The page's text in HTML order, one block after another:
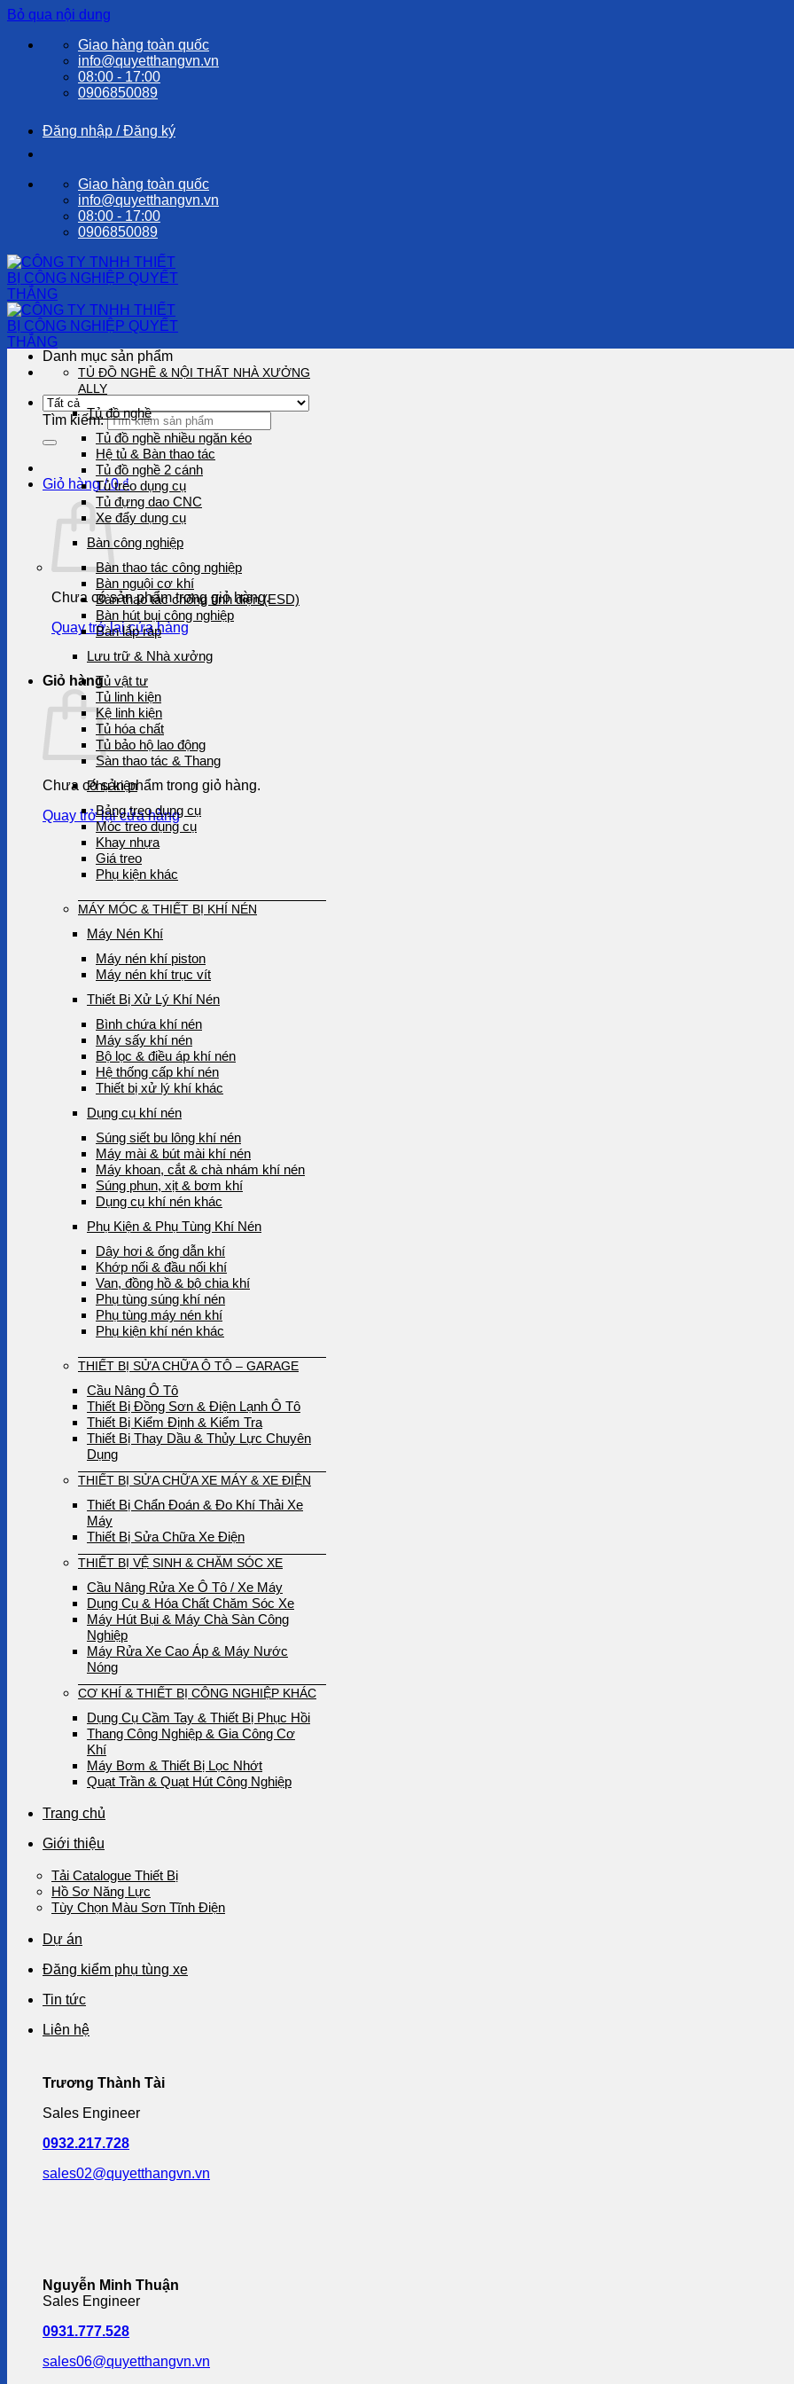
Bỏ qua nội dung
Giao hàng toàn quốc
info@quyetthangvn.vn
08:00 - 17:00
0906850089
Đăng nhập / Đăng ký
Giao hàng toàn quốc
info@quyetthangvn.vn
08:00 - 17:00
0906850089
Tìm kiếm:
Giỏ hàng /0₫
Chưa có sản phẩm trong giỏ hàng.
Quay trở lại cửa hàng
Giỏ hàng
Chưa có sản phẩm trong giỏ hàng.
Quay trở lại cửa hàng
Danh mục sản phẩm
TỦ ĐỒ NGHỀ & NỘI THẤT NHÀ XƯỞNG
ALLY
Tủ đồ nghề
Tủ đồ nghề nhiều ngăn kéo
Hệ tủ & Bàn thao tác
Tủ đồ nghề 2 cánh
Tủ treo dụng cụ
Tủ đựng dao CNC
Xe đẩy dụng cụ
Bàn công nghiệp
Bàn thao tác công nghiệp
Bàn nguội cơ khí
Bàn thao tác chống tĩnh điện (ESD)
Bàn hút bụi công nghiệp
Bàn lắp ráp
Lưu trữ & Nhà xưởng
Tủ vật tư
Tủ linh kiện
Kệ linh kiện
Tủ hóa chất
Tủ bảo hộ lao động
Sàn thao tác & Thang
Phụ kiện
Bảng treo dụng cụ
Móc treo dụng cụ
Khay nhựa
Giá treo
Phụ kiện khác
MÁY MÓC & THIẾT BỊ KHÍ NÉN
Máy Nén Khí
Máy nén khí piston
Máy nén khí trục vít
Thiết Bị Xử Lý Khí Nén
Bình chứa khí nén
Máy sấy khí nén
Bộ lọc & điều áp khí nén
Hệ thống cấp khí nén
Thiết bị xử lý khí khác
Dụng cụ khí nén
Súng siết bu lông khí nén
Máy mài & bút mài khí nén
Máy khoan, cắt & chà nhám khí nén
Súng phun, xịt & bơm khí
Dụng cụ khí nén khác
Phụ Kiện & Phụ Tùng Khí Nén
Dây hơi & ống dẫn khí
Khớp nối & đầu nối khí
Van, đồng hồ & bộ chia khí
Phụ tùng súng khí nén
Phụ tùng máy nén khí
Phụ kiện khí nén khác
THIẾT BỊ SỬA CHỮA Ô TÔ – GARAGE
Cầu Nâng Ô Tô
Thiết Bị Đồng Sơn & Điện Lạnh Ô Tô
Thiết Bị Kiểm Định & Kiểm Tra
Thiết Bị Thay Dầu & Thủy Lực Chuyên
Dụng
THIẾT BỊ SỬA CHỮA XE MÁY & XE ĐIỆN
Thiết Bị Chẩn Đoán & Đo Khí Thải Xe
Máy
Thiết Bị Sửa Chữa Xe Điện
THIẾT BỊ VỆ SINH & CHĂM SÓC XE
Cầu Nâng Rửa Xe Ô Tô / Xe Máy
Dụng Cụ & Hóa Chất Chăm Sóc Xe
Máy Hút Bụi & Máy Chà Sàn Công
Nghiệp
Máy Rửa Xe Cao Áp & Máy Nước
Nóng
CƠ KHÍ & THIẾT BỊ CÔNG NGHIỆP KHÁC
Dụng Cụ Cầm Tay & Thiết Bị Phục Hồi
Thang Công Nghiệp & Gia Công Cơ
Khí
Máy Bơm & Thiết Bị Lọc Nhớt
Quạt Trần & Quạt Hút Công Nghiệp
Trang chủ
Giới thiệu
Tải Catalogue Thiết Bị
Hồ Sơ Năng Lực
Tùy Chọn Màu Sơn Tĩnh Điện
Dự án
Đăng kiểm phụ tùng xe
Tin tức
Liên hệ
Trương Thành Tài
Sales Engineer
0932.217.728
sales02@quyetthangvn.vn
Nguyễn Minh Thuận
Sales Engineer
0931.777.528
sales06@quyetthangvn.vn